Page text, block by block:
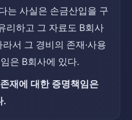
는 사실은 손금산입을 구
리하고 그 자료도 B회사
서 그 경비의 존재·사용
은 B회사에 있다.
재에 대한 증명책임은
.